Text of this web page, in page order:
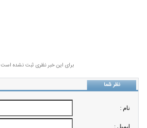
برای این خبر نظری ثبت نشده است
نظر شما
نام :
ايميل :